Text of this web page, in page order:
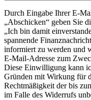
Durch Eingabe Ihrer E-
„Abschicken“ geben Sie
„Ich bin damit
spannende
informiert zu werden und
E-Mail-Adresse zum
Diese Einwilligung kann
Gründen mit Wirkung für
Rechtmäßigkeit der bis
im Falle des Widerrufs